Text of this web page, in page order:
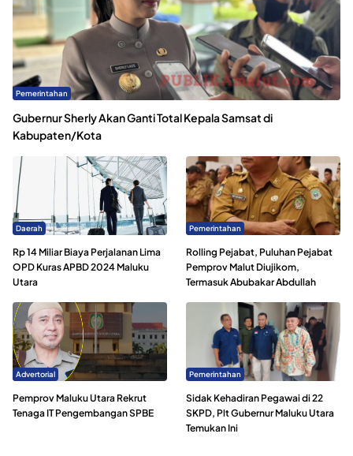
Pemerintahan
Gubernur Sherly Akan Ganti Total Kepala Samsat di
Kabupaten/Kota
Daerah
Rp 14 Miliar Biaya Perjalanan Lima
OPD Kuras APBD 2024 Maluku
Utara
Pemerintahan
Rolling Pejabat, Puluhan Pejabat
Pemprov Malut Diujikom,
Termasuk Abubakar Abdullah
Advertorial
Pemprov Maluku Utara Rekrut
Tenaga IT Pengembangan SPBE
Pemerintahan
Sidak Kehadiran Pegawai di 22
SKPD, Plt Gubernur Maluku Utara
Temukan Ini